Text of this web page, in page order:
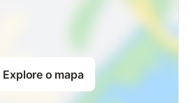
Explore o mapa